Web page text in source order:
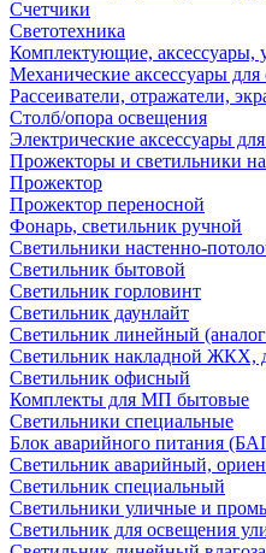
Счетчики
Светотехника
Комплектующие, аксессуары,
Механические аксессуары для
Рассеиватели, отражатели,
Столб/опора освещения
Электрические аксессуары
Прожекторы и светильники
Прожектор
Прожектор переносной
Фонарь, светильник ручной
Светильники настенно-
Светильник бытовой
Светильник горловинт
Светильник даунлайт
Светильник линейный
Светильник накладной ЖКХ,
Светильник офисный
Комплекты для МП бытовые
Светильники специальные
Блок аварийного питания
Светильник аварийный,
Светильник специальный
Светильники уличные и
Светильник для освещения